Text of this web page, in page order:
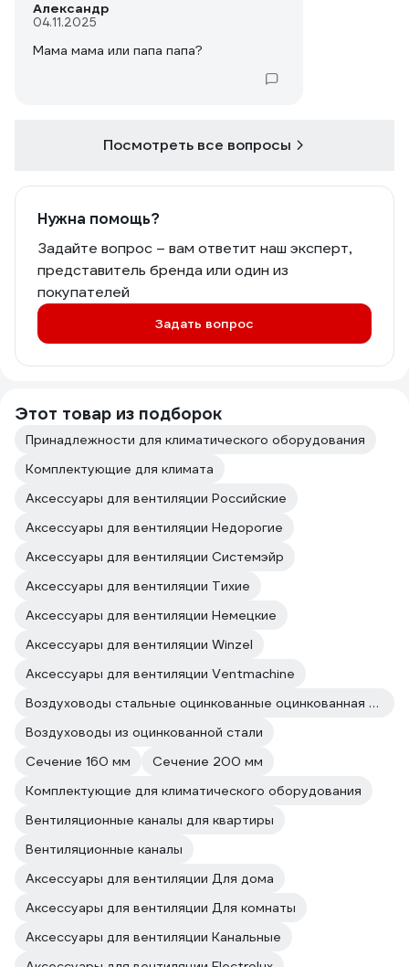
Александр
04.11.2025
Мама мама или папа папа?
Посмотреть все вопросы
Нужна помощь?
Задайте вопрос – вам ответит наш эксперт,
представитель бренда или один из
покупателей
Задать вопрос
Этот товар из подборок
Принадлежности для климатического оборудования
Комплектующие для климата
Аксессуары для вентиляции Российские
Аксессуары для вентиляции Недорогие
Аксессуары для вентиляции Системэйр
Аксессуары для вентиляции Тихие
Аксессуары для вентиляции Немецкие
Аксессуары для вентиляции Winzel
Аксессуары для вентиляции Ventmachine
Воздуховоды стальные оцинкованные оцинкованная сталь
Воздуховоды из оцинкованной стали
Сечение 160 мм
Сечение 200 мм
Комплектующие для климатического оборудования
Вентиляционные каналы для квартиры
Вентиляционные каналы
Аксессуары для вентиляции Для дома
Аксессуары для вентиляции Для комнаты
Аксессуары для вентиляции Канальные